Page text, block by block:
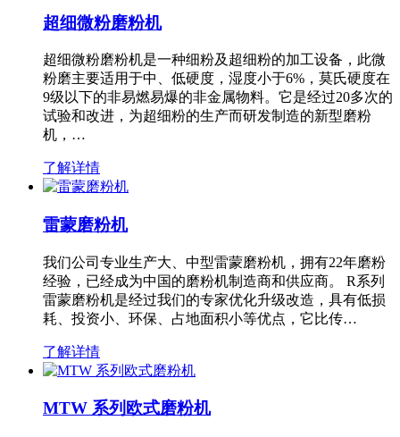
超细微粉磨粉机
超细微粉磨粉机是一种细粉及超细粉的加工设备，此微
粉磨主要适用于中、低硬度，湿度小于6%，莫氏硬度在
9级以下的非易燃易爆的非金属物料。它是经过20多次的
试验和改进，为超细粉的生产而研发制造的新型磨粉
机，…
了解详情
雷蒙磨粉机
我们公司专业生产大、中型雷蒙磨粉机，拥有22年磨粉
经验，已经成为中国的磨粉机制造商和供应商。 R系列
雷蒙磨粉机是经过我们的专家优化升级改造，具有低损
耗、投资小、环保、占地面积小等优点，它比传…
了解详情
MTW 系列欧式磨粉机